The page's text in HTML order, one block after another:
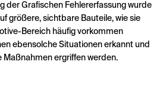
der Grafischen Fehlererfassung wurde
größere, sichtbare Bauteile, wie sie
Bereich häufig vorkommen
ebensolche Situationen erkannt und
ergriffen werden.